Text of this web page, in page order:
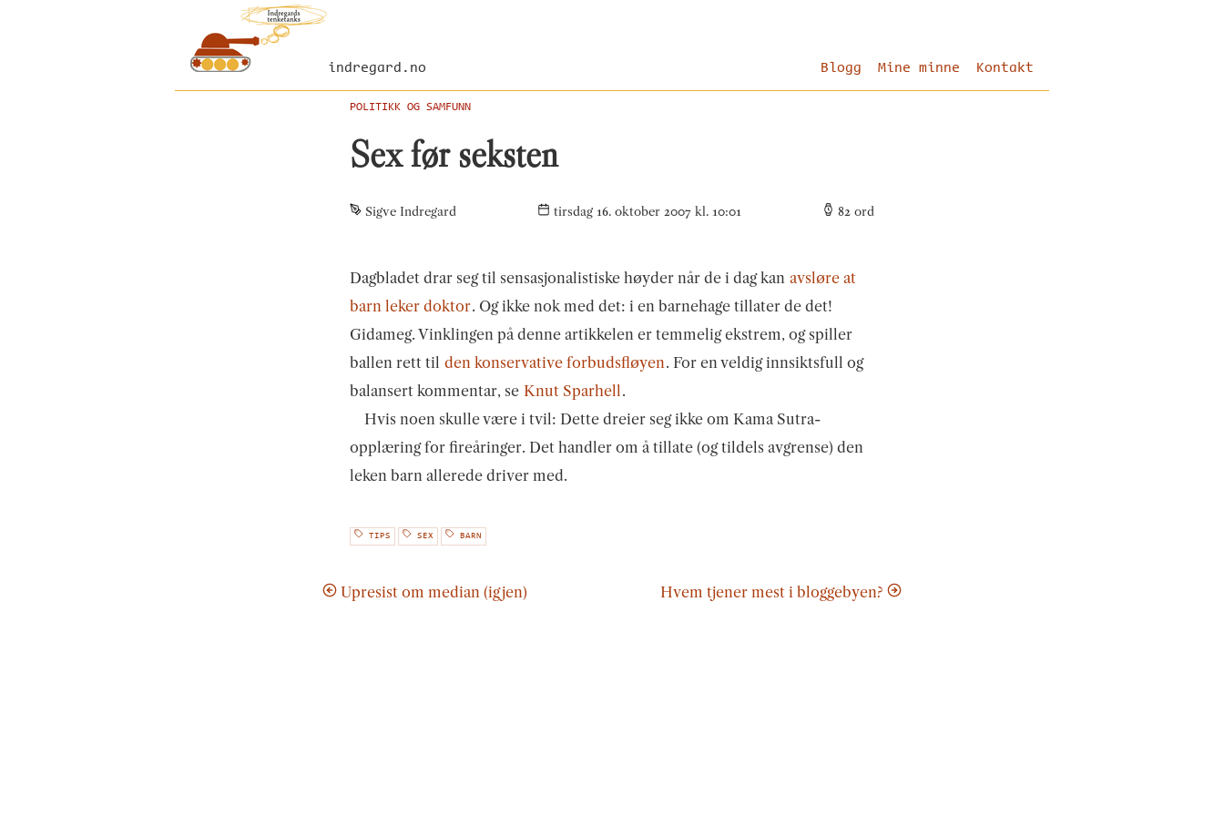
indregard.no Blogg Mine minne Kontakt
POLITIKK OG SAMFUNN
Sex før seksten
Sigve Indregard tirsdag 16. oktober 2007 kl. 10:01 82ord
Dagbladet drar seg til sensasjonalistiske høyder når de i dag kan avsløre at
barn leker doktor. Og ikke nok med det: i en barnehage tillater de det!
Gidameg. Vinklingen på denne artikkelen er temmelig ekstrem, og spiller
ballen rett til den konservative forbudsfløyen. For en veldig innsiktsfull og
balansert kommentar, se Knut Sparhell .
Hvis noen skulle være i tvil: Dette dreier seg ikke om Kama Sutra-
opplæring for fireåringer. Det handler om å tillate (og tildels avgrense) den
leken barn allerede driver med.
TIPS SEX BARN
Upresist om median (igjen) Hvem tjener mest i bloggebyen?